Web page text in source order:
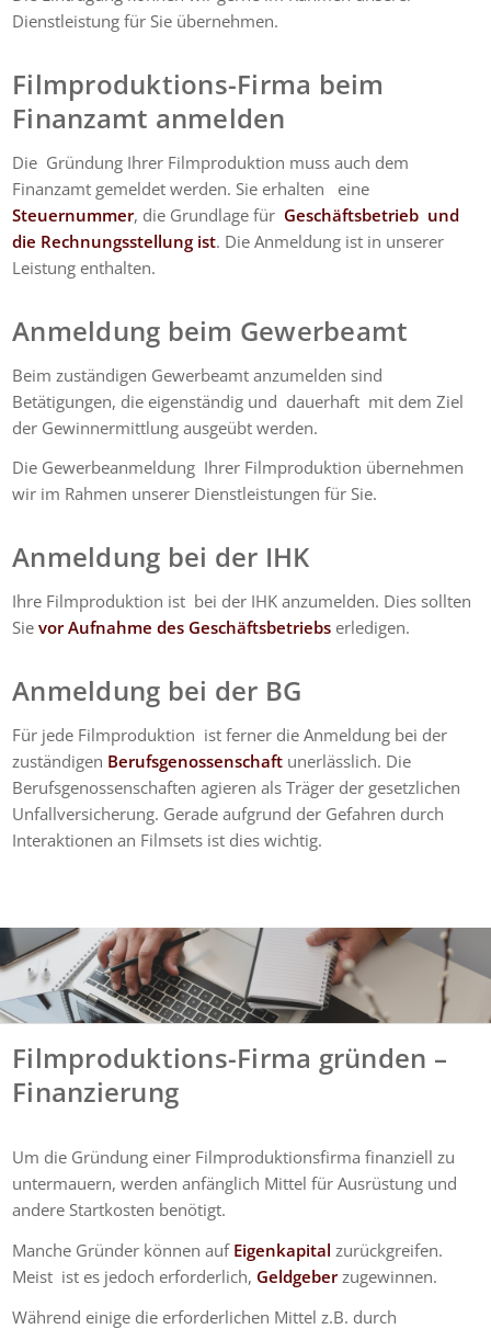
Dienstleistung für Sie übernehmen.
Filmproduktions-Firma beim
Finanzamt anmelden
Die Gründung Ihrer Filmproduktion muss auch dem
Finanzamt gemeldet werden. Sie erhalten eine
Steuernummer, die Grundlage für Geschäftsbetrieb und
die Rechnungsstellung ist. Die Anmeldung ist in unserer
Leistung enthalten.
Anmeldung beim Gewerbeamt
Beim zuständigen Gewerbeamt anzumelden sind
Betätigungen, die eigenständig und dauerhaft mit dem Ziel
der Gewinnermittlung ausgeübt werden.
Die Gewerbeanmeldung Ihrer Filmproduktion übernehmen
wir im Rahmen unserer Dienstleistungen für Sie.
Anmeldung bei der IHK
Ihre Filmproduktion ist bei der IHK anzumelden. Dies sollten
Sievor Aufnahme des Geschäftsbetriebs erledigen.
Anmeldung bei der BG
Für jede Filmproduktion ist ferner die Anmeldung bei der
zuständigen Berufsgenossenschaft unerlässlich. Die
Berufsgenossenschaften agieren als Träger der gesetzlichen
Unfallversicherung. Gerade aufgrund der Gefahren durch
Interaktionen an Filmsets ist dies wichtig.
Filmproduktions-Firma gründen –
Finanzierung
Um die Gründung einer Filmproduktionsfirma finanziell zu
untermauern, werden anfänglich Mittel für Ausrüstung und
andere Startkosten benötigt.
Manche Gründer können auf Eigenkapital zurückgreifen.
Meist ist es jedoch erforderlich, Geldgeberzugewinnen.
Während einige die erforderlichen Mittel z.B. durch